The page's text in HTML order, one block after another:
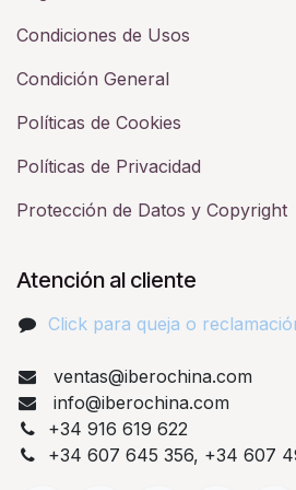
Condiciones de Usos
Condición General
Políticas de Cookies
Políticas de Privacidad
Protección de Datos y Copyright
Atención al cliente
Click para queja o
ventas@iberochina.com
info@iberochina.com
+34 916 619 622
+34 607 645 356, +34 607